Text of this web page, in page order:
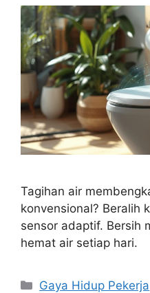
Tagihan air
konvensional? Beralih
sensor adaptif. Bersih
hemat air setiap hari.
Kategori
Gaya Hidup Pekerja